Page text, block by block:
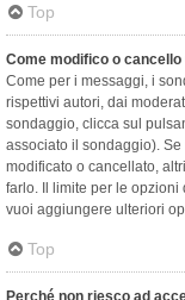
Top
Come modifico o cancello
Come per i messaggi, i
rispettivi autori, dai
sondaggio, clicca sul
associato il sondaggio).
modificato o cancellato,
farlo. Il limite per le opzioni
vuoi aggiungere ulteriori
Top
Perché non riesco ad